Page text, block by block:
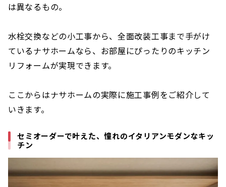
は異なるもの。
水栓交換などの小工事から、全面改装工事まで手がけ
ているナサホームなら、お部屋にぴったりのキッチン
リフォームが実現できます。
ここからはナサホームの実際に施工事例をご紹介して
いきます。
セミオーダーで叶えた、憧れのイタリアンモダンなキッ
チン